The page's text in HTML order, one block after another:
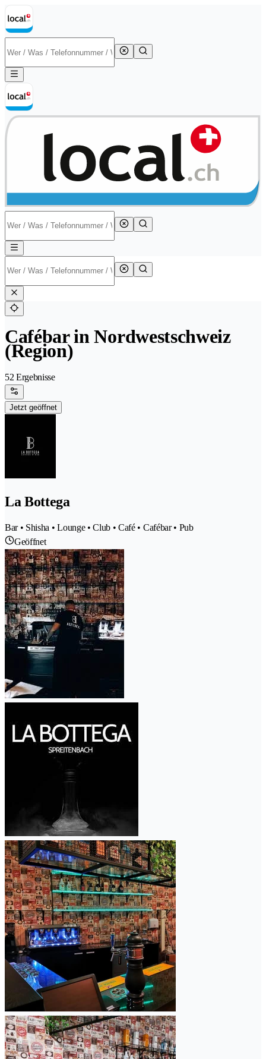
Cafébar in Nordwestschweiz
(Region)
52 Ergebnisse
Jetzt geöffnet
La Bottega
Bar • Shisha • Lounge • Club • Café • Cafébar • Pub
Geöffnet